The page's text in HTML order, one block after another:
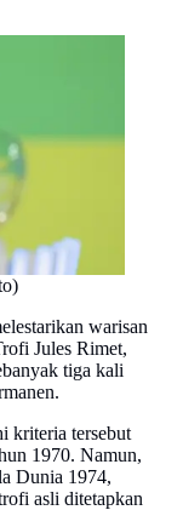
warisan
Jules Rimet,
tiga kali
kriteria tersebut
1970. Namun,
Dunia 1974,
asli ditetapkan